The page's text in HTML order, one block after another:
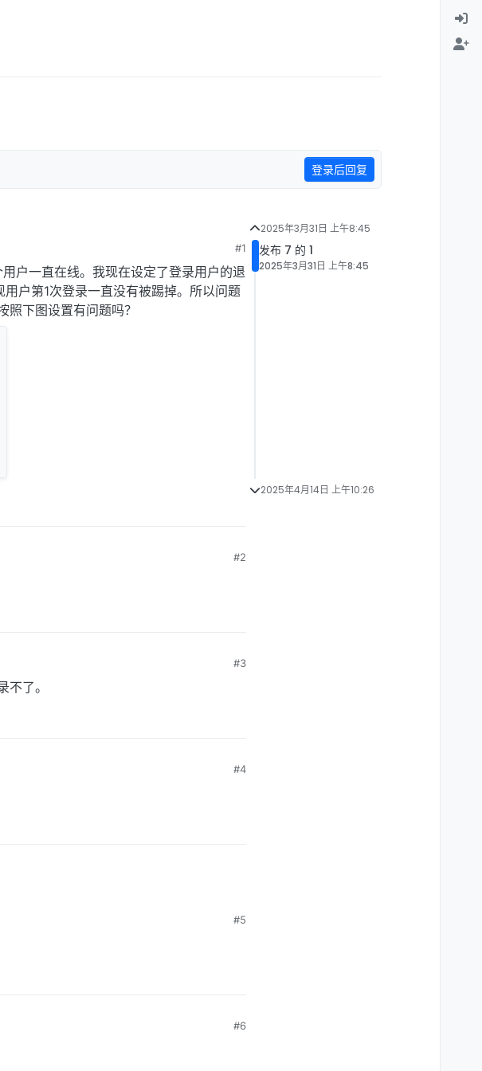
登录后回复
#1
户一直在线。我现在设定了登录用户的退
户第1次登录一直没有被踢掉。所以问题
照下图设置有问题吗？
#2
#3
了。
#4
#5
#6
2025年3月31日 上午8:45
发布 7 的 1
2025年3月31日 上午8:45
2025年4月14日 上午10:26